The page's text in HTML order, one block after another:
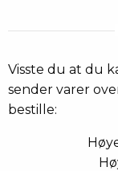
Visste du at du
sender varer
bestille: